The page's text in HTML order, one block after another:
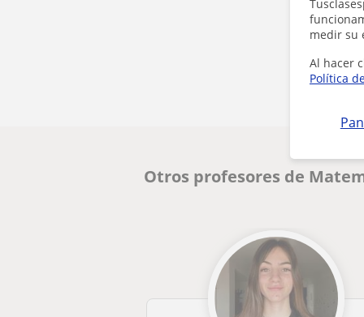
medir su
Al hacer
Política
Otros profesores de